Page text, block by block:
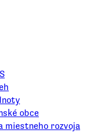
obce
miestneho rozvoja